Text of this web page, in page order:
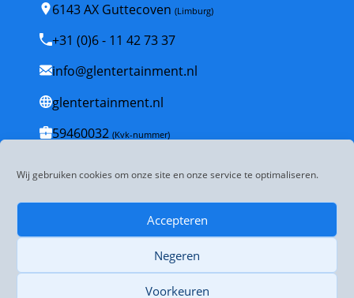
Wij gebruiken cookies om onze site en onze service te optimaliseren.
Accepteren
Negeren
Voorkeuren
6143 AX Guttecoven (Limburg)
+31 (0)6 - 11 42 73 37
info@glentertainment.nl
glentertainment.nl
59460032 (Kvk-nummer)
Algemene voorwaarden